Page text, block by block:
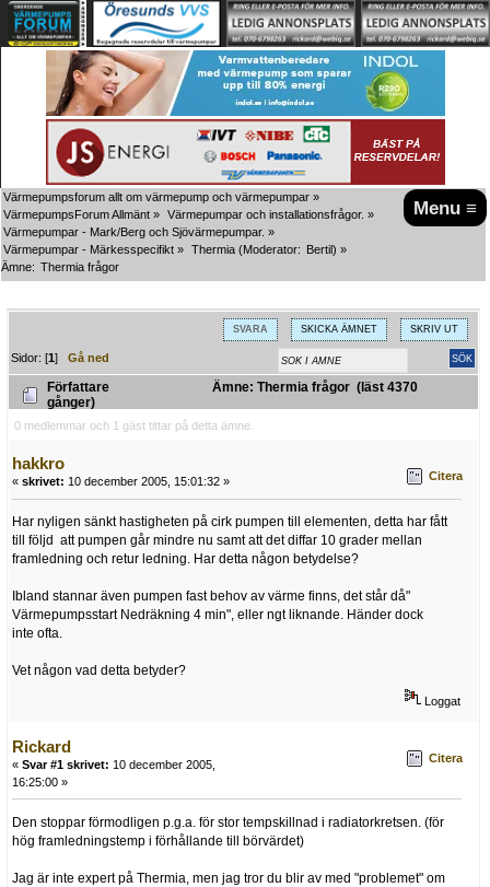
Menu ≡
Värmepumpsforum allt om värmepump och värmepumpar »
VärmepumpsForum Allmänt » Värmepumpar och installationsfrågor. »
Värmepumpar - Mark/Berg och Sjövärmepumpar. »
Värmepumpar - Märkesspecifikt » Thermia (Moderator: Bertil) »
Ämne: Thermia frågor
SVARA SKICKA ÄMNET SKRIV UT
Sidor: [1]Gå ned
Författare
Ämne: Thermia frågor (läst 4370
gånger)
0 medlemmar och 1 gäst tittar på detta ämne.
hakkro
« skrivet: 10 december 2005, 15:01:32 » Citera
Har nyligen sänkt hastigheten på cirk pumpen till elementen, detta har fått
till följd att pumpen går mindre nu samt att det diffar 10 grader mellan
framledning och retur ledning. Har detta någon betydelse?
Ibland stannar även pumpen fast behov av värme finns, det står då"
Värmepumpsstart Nedräkning 4 min", eller ngt liknande. Händer dock
inte ofta.
Vet någon vad detta betyder?
Loggat
Rickard
« Svar #1 skrivet: 10 december 2005,
16:25:00 »
Citera
Den stoppar förmodligen p.g.a. för stor tempskillnad i radiatorkretsen. (för
hög framledningstemp i förhållande till börvärdet)
Jag är inte expert på Thermia, men jag tror du blir av med "problemet" om